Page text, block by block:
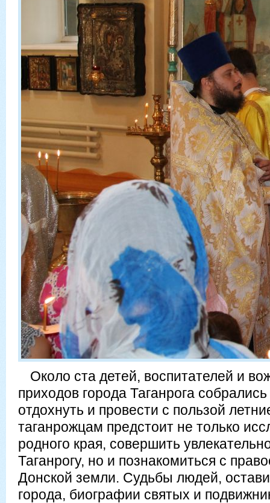
Около ста детей, воспитателей и
приходов города Таганрога
отдохнуть и провести с пользой
таганрожцам предстоит не только
родного края, совершить
Таганрогу, но и познакомиться с
Донской земли. Судьбы людей,
города, биографии святых и